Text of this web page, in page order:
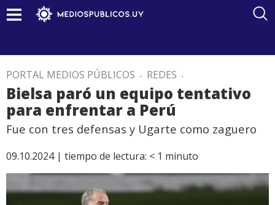
PORTAL MEDIOS PÚBLICOS . REDES .
Bielsa paró un equipo tentativo
para enfrentar a Perú
Fue con tres defensas y Ugarte como zaguero
09.10.2024 | tiempo de lectura: < 1 minuto